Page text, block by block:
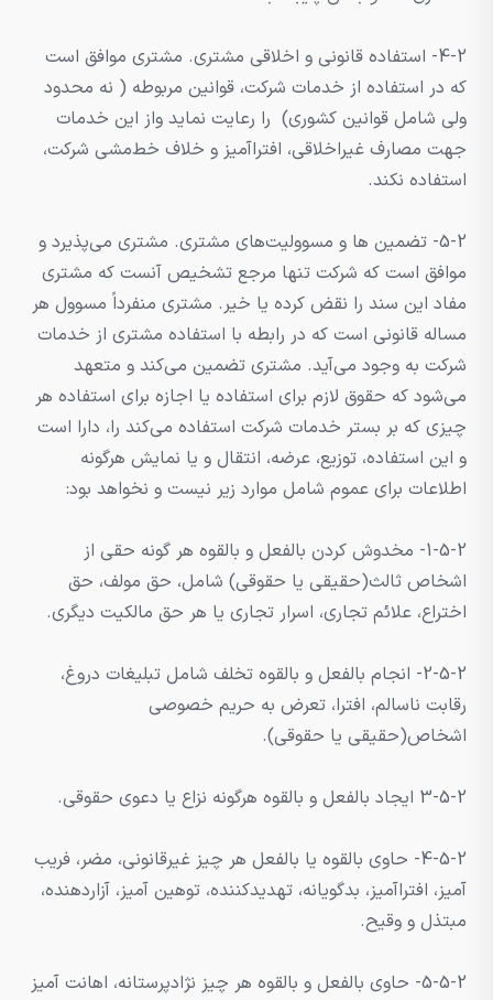
4-2- استفاده قانونی و اخلاقی مشتری. مشتری موافق است
که در استفاده از خدمات شرکت، قوانین مربوطه ( نه محدود
ولی شامل قوانین کشوری) را رعایت نماید واز این خدمات
جهت مصارف غیراخلاقی، افتراآمیز و خلاف خط‌مشی شرکت،
استفاده نکند.
5-2- تضمین ها و مسوولیت‌های مشتری. مشتری می‌پذیرد و
موافق است که شرکت تنها مرجع تشخیص آنست که مشتری
مفاد این سند را نقض کرده یا خیر. مشتری منفرداً مسوول هر
مساله قانونی است که در رابطه با استفاده مشتری از خدمات
شرکت به وجود می‌آید. مشتری تضمین می‌کند و متعهد
می‌شود که حقوق لازم برای استفاده یا اجازه برای استفاده هر
چیزی که بر بستر خدمات شرکت استفاده می‌کند را، دارا است
و این استفاده، توزیع، عرضه، انتقال و یا نمایش هرگونه
اطلاعات برای عموم شامل موارد زیر نیست و نخواهد بود:
1-5-2- مخدوش کردن بالفعل و بالقوه هر گونه حقی از
اشخاص ثالث(حقیقی یا حقوقی) شامل، حق مولف، حق
اختراع، علائم تجاری، اسرار تجاری یا هر حق مالکیت دیگری.
2-5-2- انجام بالفعل و بالقوه تخلف شامل تبلیغات دروغ،
رقابت ناسالم، افترا، تعرض به حریم خصوصی
اشخاص(حقیقی یا حقوقی).
3-5-2 ایجاد بالفعل و بالقوه هرگونه نزاع یا دعوی حقوقی.
4-5-2- حاوی بالقوه یا بالفعل هر چیز غیرقانونی، مضر، فریب
آمیز، افتراآمیز، بدگویانه، تهدیدکننده، توهین آمیز، آزاردهنده،
مبتذل و وقیح.
5-5-2- حاوی بالفعل و بالقوه هر چیز نژادپرستانه، اهانت آمیز